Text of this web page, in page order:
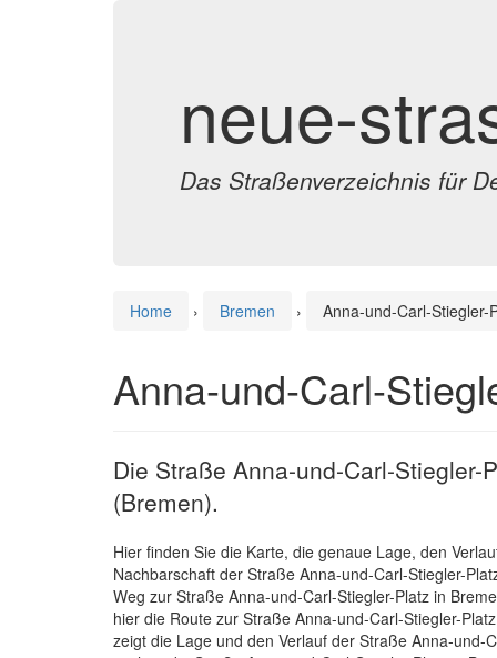
neue-
Das Straßenverzeichnis für
Home › Bremen › Anna-und-Carl-Stiegler-
Anna-und-Carl-
Die Straße Anna-und-Carl-Stiegler-
(Bremen).
Hier finden Sie die Karte, die genaue Lage, den
Nachbarschaft der Straße Anna-und-Carl-Stiegler-
Weg zur Straße Anna-und-Carl-Stiegler-Platz in
hier die Route zur Straße Anna-und-Carl-Stiegler-
zeigt die Lage und den Verlauf der Straße Anna-und-